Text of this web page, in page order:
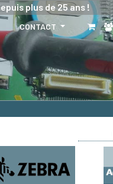
plus de 25 ans !
CONTACT